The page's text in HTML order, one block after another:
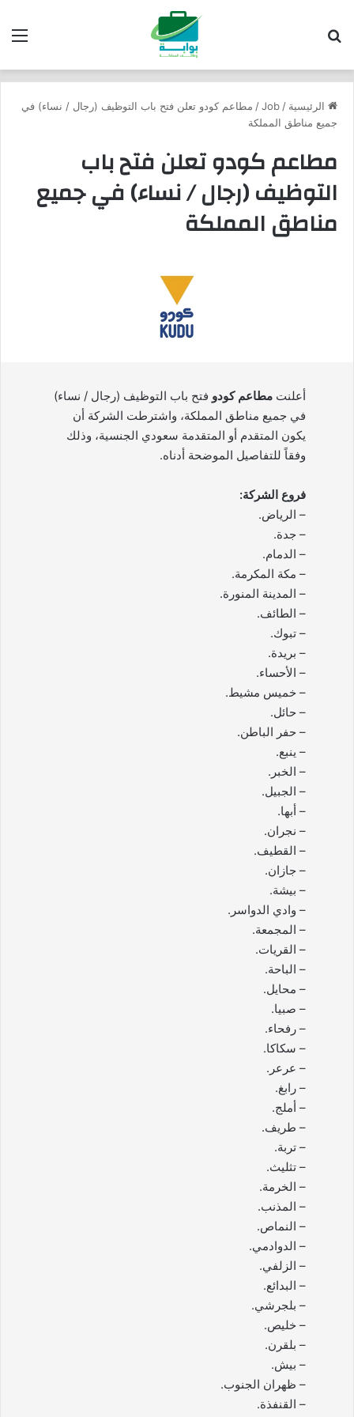
الرئيسية /
Job
/ مطاعم كودو تعلن فتح باب التوظيف (رجال / نساء) في
جميع مناطق المملكة
مطاعم كودو تعلن فتح باب
التوظيف (رجال / نساء) في جميع
مناطق المملكة
أعلنت مطاعم كودو فتح باب التوظيف (رجال / نساء)
في جميع مناطق المملكة، واشترطت الشركة أن
يكون المتقدم أو المتقدمة سعودي الجنسية، وذلك
وفقاً للتفاصيل الموضحة أدناه.
فروع الشركة:
– الرياض.
– جدة.
– الدمام.
– مكة المكرمة.
– المدينة المنورة.
– الطائف.
– تبوك.
– بريدة.
– الأحساء.
– خميس مشيط.
– حائل.
– حفر الباطن.
– ينبع.
– الخبر.
– الجبيل.
– أبها.
– نجران.
– القطيف.
– جازان.
– بيشة.
– وادي الدواسر.
– المجمعة.
– القريات.
– الباحة.
– محايل.
– صبيا.
– رفحاء.
– سكاكا.
– عرعر.
– رابغ.
– أملج.
– طريف.
– تربة.
– تثليث.
– الخرمة.
– المذنب.
– النماص.
– الدوادمي.
– الزلفي.
– البدائع.
– بلجرشي.
– خليص.
– بلقرن.
– بيش.
– ظهران الجنوب.
– القنفذة.